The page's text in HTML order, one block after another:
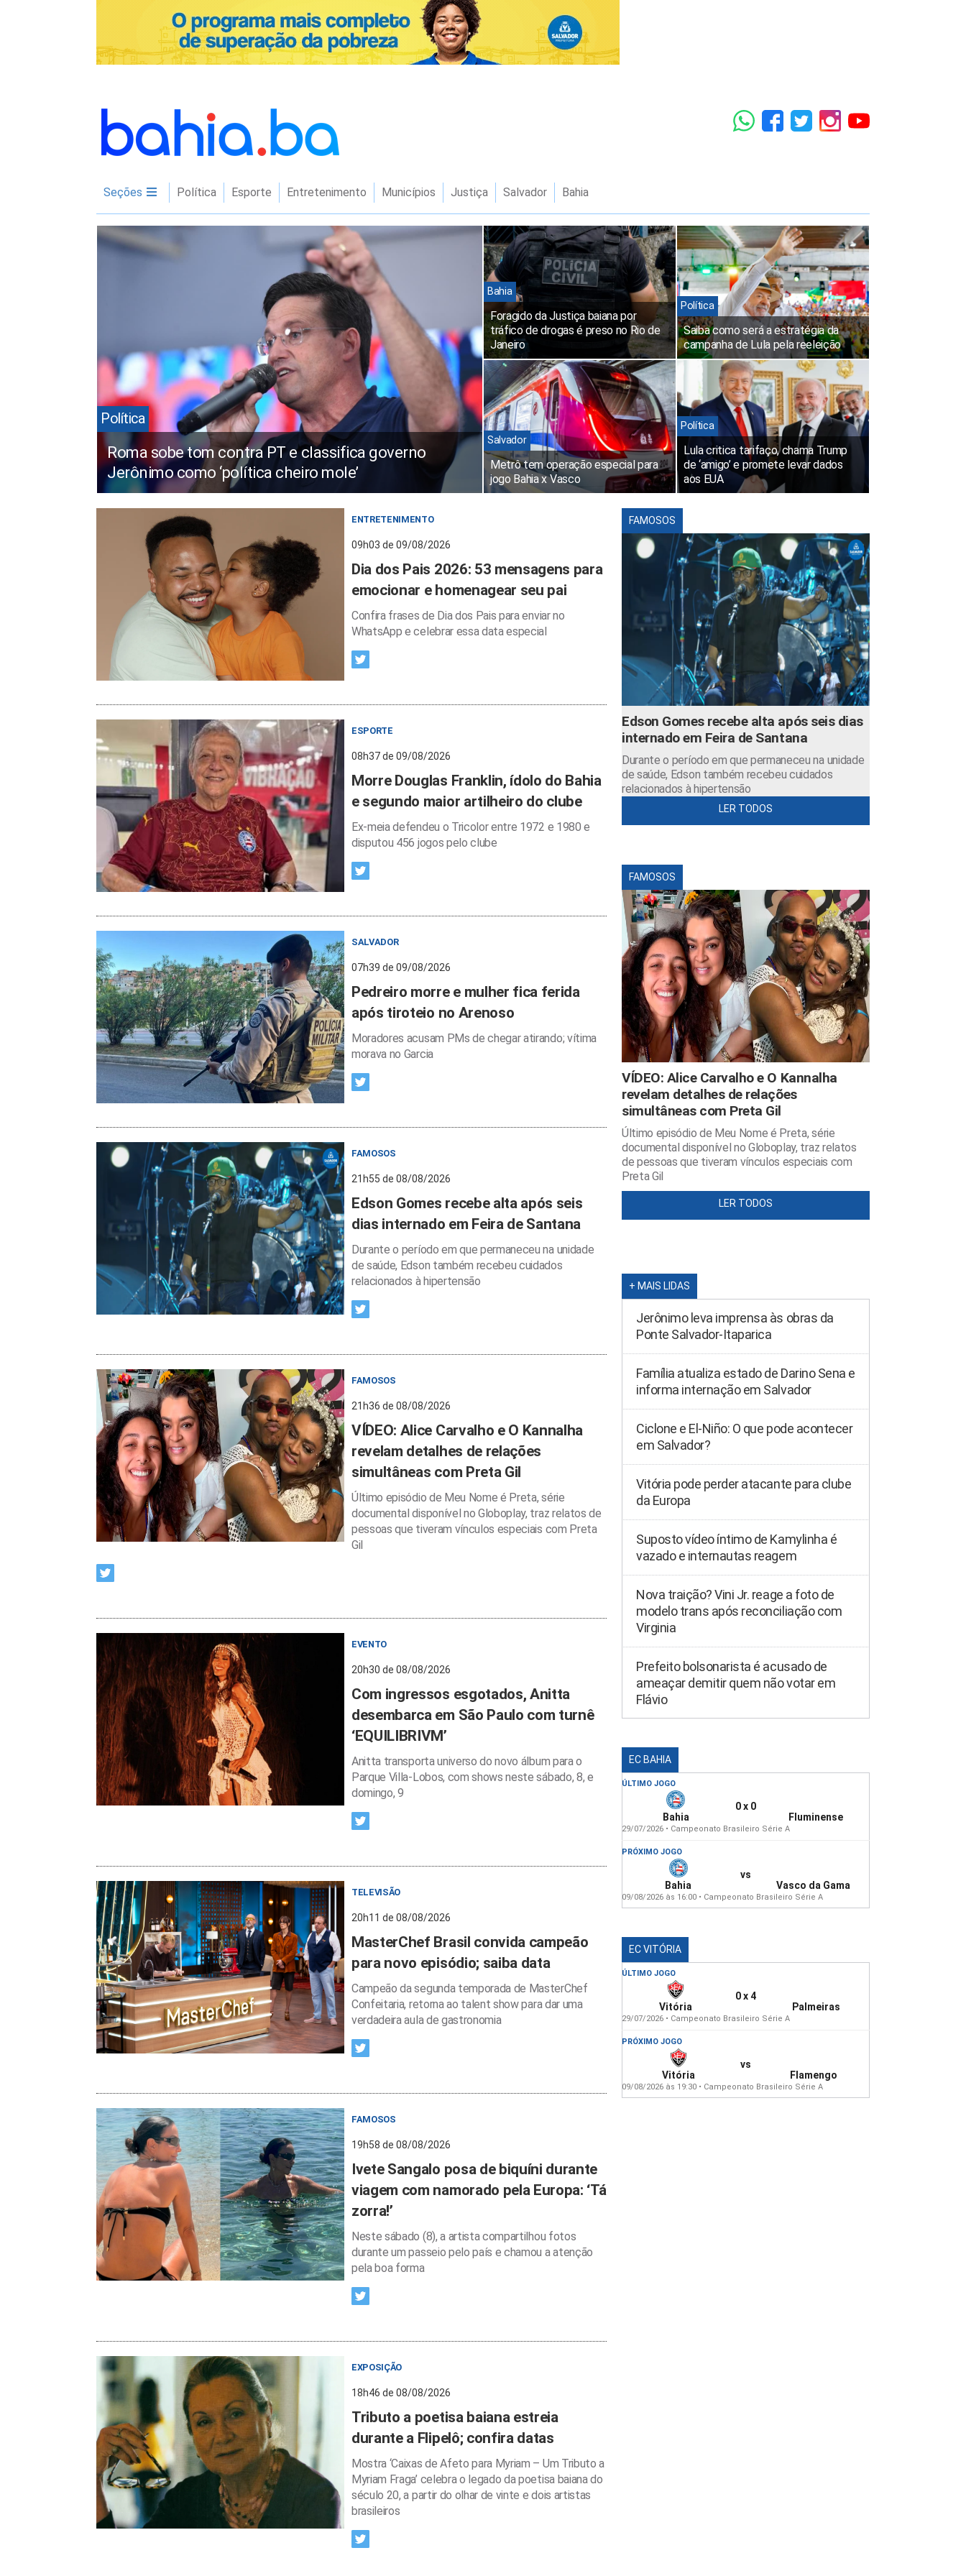
Seções Política Esporte Entretenimento Municípios Justiça Salvador Bahia
Política
Roma sobe tom contra PT e classifica governo
Jerônimo como ‘política cheiro mole’
Bahia
Foragido da Justiça baiana por
tráfico de drogas é preso no Rio de
Janeiro
Salvador
Metrô tem operação especial para
jogo Bahia x Vasco
Política
Saiba como será a estratégia da
campanha de Lula pela reeleição
Política
Lula critica tarifaço, chama Trump
de ‘amigo’ e promete levar dados
aos EUA
FAMOSOS
Edson Gomes recebe alta após seis dias
internado em Feira de Santana
Durante o período em que permaneceu na unidade
de saúde, Edson também recebeu cuidados
relacionados à hipertensão
LER TODOS
FAMOSOS
VÍDEO: Alice Carvalho e O Kannalha
revelam detalhes de relações
simultâneas com Preta Gil
Último episódio de Meu Nome é Preta, série
documental disponível no Globoplay, traz relatos
de pessoas que tiveram vínculos especiais com
Preta Gil
LER TODOS
ENTRETENIMENTO
09h03 de 09/08/2026
Dia dos Pais 2026: 53 mensagens para
emocionar e homenagear seu pai
Confira frases de Dia dos Pais para enviar no
WhatsApp e celebrar essa data especial
ESPORTE
08h37 de 09/08/2026
Morre Douglas Franklin, ídolo do Bahia
e segundo maior artilheiro do clube
Ex-meia defendeu o Tricolor entre 1972 e 1980 e
disputou 456 jogos pelo clube
SALVADOR
07h39 de 09/08/2026
Pedreiro morre e mulher fica ferida
após tiroteio no Arenoso
Moradores acusam PMs de chegar atirando; vítima
morava no Garcia
FAMOSOS
21h55 de 08/08/2026
Edson Gomes recebe alta após seis
dias internado em Feira de Santana
Durante o período em que permaneceu na unidade
de saúde, Edson também recebeu cuidados
relacionados à hipertensão
FAMOSOS
21h36 de 08/08/2026
VÍDEO: Alice Carvalho e O Kannalha
revelam detalhes de relações
simultâneas com Preta Gil
Último episódio de Meu Nome é Preta, série
documental disponível no Globoplay, traz relatos de
pessoas que tiveram vínculos especiais com Preta
Gil
EVENTO
20h30 de 08/08/2026
Com ingressos esgotados, Anitta
desembarca em São Paulo com turnê
‘EQUILIBRIVM’
Anitta transporta universo do novo álbum para o
Parque Villa-Lobos, com shows neste sábado, 8, e
domingo, 9
TELEVISÃO
20h11 de 08/08/2026
MasterChef Brasil convida campeão
para novo episódio; saiba data
Campeão da segunda temporada de MasterChef
Confeitaria, retorna ao talent show para dar uma
verdadeira aula de gastronomia
FAMOSOS
19h58 de 08/08/2026
Ivete Sangalo posa de biquíni durante
viagem com namorado pela Europa: ‘Tá
zorra!’
Neste sábado (8), a artista compartilhou fotos
durante um passeio pelo país e chamou a atenção
pela boa forma
EXPOSIÇÃO
18h46 de 08/08/2026
Tributo a poetisa baiana estreia
durante a Flipelô; confira datas
Mostra ‘Caixas de Afeto para Myriam – Um Tributo a
Myriam Fraga’ celebra o legado da poetisa baiana do
século 20, a partir do olhar de vinte e dois artistas
brasileiros
+ MAIS LIDAS
Jerônimo leva imprensa às obras da
Ponte Salvador-Itaparica
Família atualiza estado de Darino Sena e
informa internação em Salvador
Ciclone e El-Niño: O que pode acontecer
em Salvador?
Vitória pode perder atacante para clube
da Europa
Suposto vídeo íntimo de Kamylinha é
vazado e internautas reagem
Nova traição? Vini Jr. reage a foto de
modelo trans após reconciliação com
Virginia
Prefeito bolsonarista é acusado de
ameaçar demitir quem não votar em
Flávio
EC BAHIA
ÚLTIMO JOGO
Bahia
0 x 0
Fluminense
29/07/2026 • Campeonato Brasileiro Série A
PRÓXIMO JOGO
Bahia
vs
Vasco da Gama
09/08/2026 às 16:00 • Campeonato Brasileiro Série A
EC VITÓRIA
ÚLTIMO JOGO
Vitória
0 x 4
Palmeiras
29/07/2026 • Campeonato Brasileiro Série A
PRÓXIMO JOGO
Vitória
vs
Flamengo
09/08/2026 às 19:30 • Campeonato Brasileiro Série A